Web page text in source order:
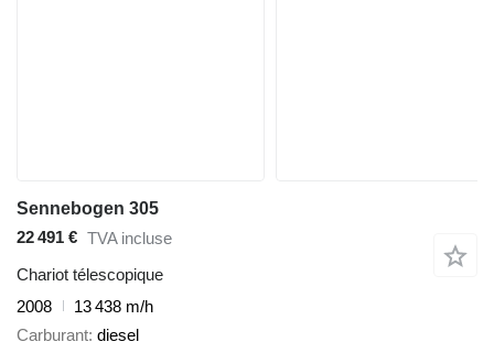
Sennebogen 305
22 491 € TVA incluse
Chariot télescopique
2008
13 438 m/h
Carburant diesel